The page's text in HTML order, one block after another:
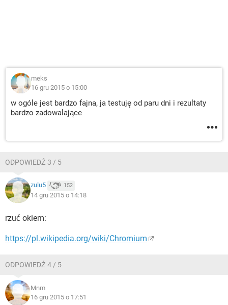
meks
16 gru 2015 o 15:00
w ogóle jest bardzo fajna, ja testuję od paru dni i rezultaty
bardzo zadowalające
ODPOWIEDŹ 3 / 5
zulu5 152
14 gru 2015 o 14:18
rzuć okiem:
https://pl.wikipedia.org/wiki/Chromium
ODPOWIEDŹ 4 / 5
Mnm
16 gru 2015 o 17:51